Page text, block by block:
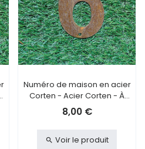
Numéro de maison en acier
Corten - Acier Corten - À
coller - 6
8,00 €
Voir le produit